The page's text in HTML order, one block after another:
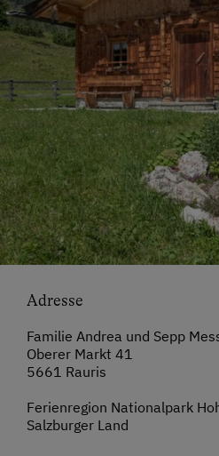
Adresse
Familie Andrea und Sepp
Oberer Markt 41
5661 Rauris
Ferienregion Nationalpark
Salzburger Land